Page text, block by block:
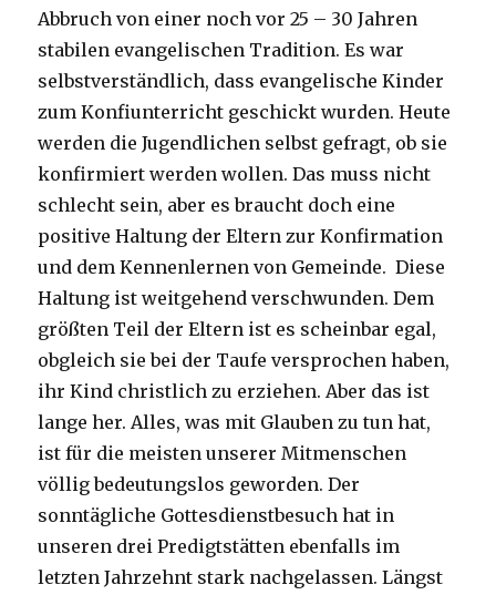
Abbruch von einer noch vor 25 – 30 Jahren
stabilen evangelischen Tradition. Es war
selbstverständlich, dass evangelische Kinder
zum Konfiunterricht geschickt wurden. Heute
werden die Jugendlichen selbst gefragt, ob sie
konfirmiert werden wollen. Das muss nicht
schlecht sein, aber es braucht doch eine
positive Haltung der Eltern zur Konfirmation
und dem Kennenlernen von Gemeinde. Diese
Haltung ist weitgehend verschwunden. Dem
größten Teil der Eltern ist es scheinbar egal,
obgleich sie bei der Taufe versprochen haben,
ihr Kind christlich zu erziehen. Aber das ist
lange her. Alles, was mit Glauben zu tun hat,
ist für die meisten unserer Mitmenschen
völlig bedeutungslos geworden. Der
sonntägliche Gottesdienstbesuch hat in
unseren drei Predigtstätten ebenfalls im
letzten Jahrzehnt stark nachgelassen. Längst